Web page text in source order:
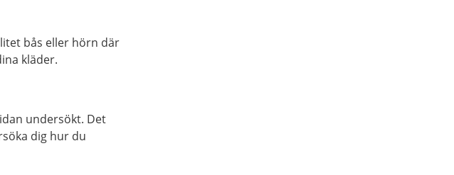
bås eller hörn där
kläder.
undersökt. Det
dig hur du